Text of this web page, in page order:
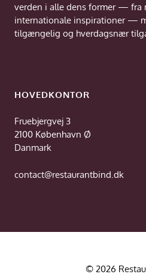
verden i alle dens former — fra
internationale inspirationer —
tilgængelig og hverdagsnær
HOVEDKONTOR
Fruebjergvej 3
2100 København Ø
Danmark
contact@restaurantbind.dk
© 2026